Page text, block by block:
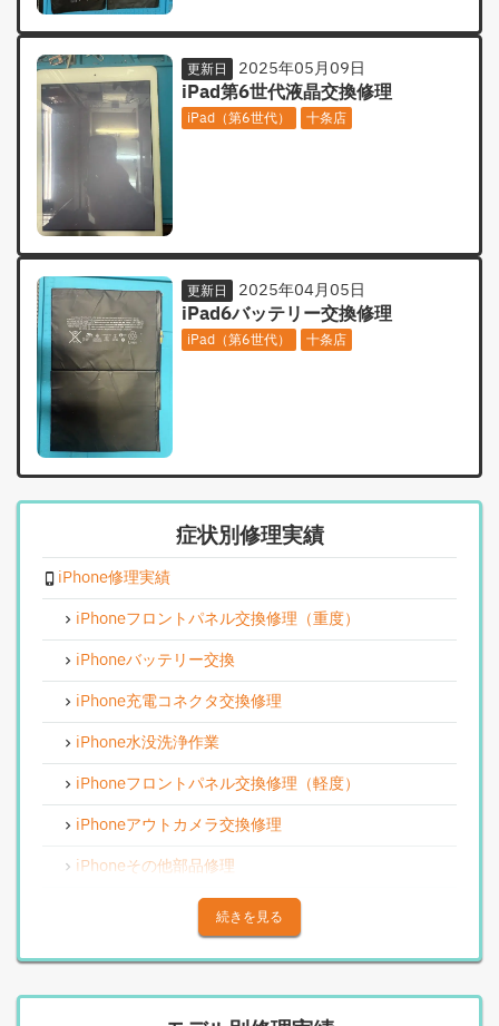
更新日 2025年05月09日
iPad第6世代液晶交換修理
iPad（第6世代） 十条店
更新日 2025年04月05日
iPad6バッテリー交換修理
iPad（第6世代） 十条店
症状別修理実績
iPhone修理実績
iPhoneフロントパネル交換修理（重度）
iPhoneバッテリー交換
iPhone充電コネクタ交換修理
iPhone水没洗浄作業
iPhoneフロントパネル交換修理（軽度）
iPhoneアウトカメラ交換修理
iPhoneその他部品修理
iPhoneアウトカメラレンズ交換修理
iPhoneスピーカー関連修理
続きを見る